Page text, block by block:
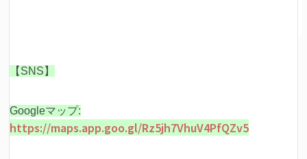
【SNS】
Googleマップ:
https://maps.app.goo.gl/Rz5jh7VhuV4PfQZv5